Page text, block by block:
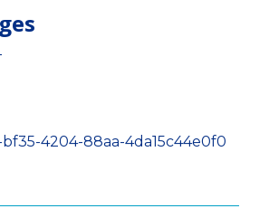
4204-88aa-4da15c44e0f0